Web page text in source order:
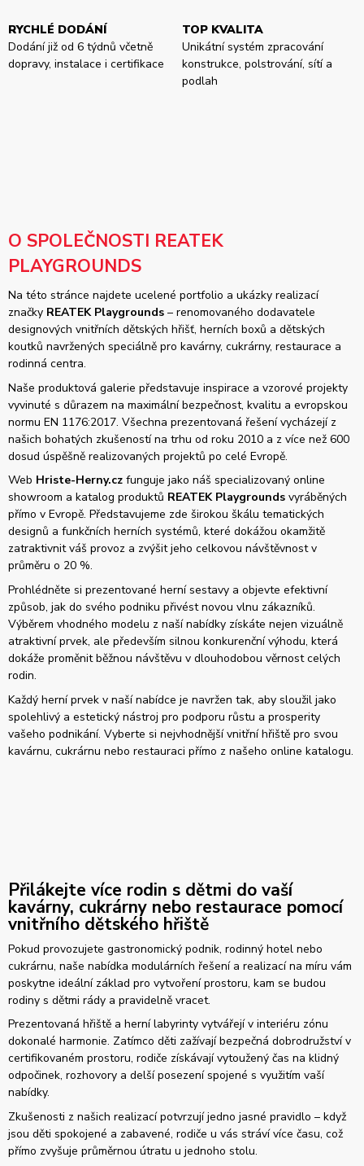
RYCHLÉ DODÁNÍ
Dodání již od 6 týdnů včetně
dopravy, instalace i certifikace
TOP KVALITA
Unikátní systém zpracování
konstrukce, polstrování, sítí a
podlah
O SPOLEČNOSTI REATEK
PLAYGROUNDS
Na této stránce najdete ucelené portfolio a ukázky realizací
značky REATEK Playgrounds – renomovaného dodavatele
designových vnitřních dětských hřišť, herních boxů a dětských
koutků navržených speciálně pro kavárny, cukrárny, restaurace a
rodinná centra.
Naše produktová galerie představuje inspirace a vzorové projekty
vyvinuté s důrazem na maximální bezpečnost, kvalitu a evropskou
normu EN 1176:2017. Všechna prezentovaná řešení vycházejí z
našich bohatých zkušeností na trhu od roku 2010 a z více než 600
dosud úspěšně realizovaných projektů po celé Evropě.
Web Hriste-Herny.cz funguje jako náš specializovaný online
showroom a katalog produktů REATEK Playgrounds vyráběných
přímo v Evropě. Představujeme zde širokou škálu tematických
designů a funkčních herních systémů, které dokážou okamžitě
zatraktivnit váš provoz a zvýšit jeho celkovou návštěvnost v
průměru o 20 %.
Prohlédněte si prezentované herní sestavy a objevte efektivní
způsob, jak do svého podniku přivést novou vlnu zákazníků.
Výběrem vhodného modelu z naší nabídky získáte nejen vizuálně
atraktivní prvek, ale především silnou konkurenční výhodu, která
dokáže proměnit běžnou návštěvu v dlouhodobou věrnost celých
rodin.
Každý herní prvek v naší nabídce je navržen tak, aby sloužil jako
spolehlivý a estetický nástroj pro podporu růstu a prosperity
vašeho podnikání. Vyberte si nejvhodnější vnitřní hřiště pro svou
kavárnu, cukrárnu nebo restauraci přímo z našeho online katalogu.
Přilákejte více rodin s dětmi do vaší
kavárny, cukrárny nebo restaurace pomocí
vnitřního dětského hřiště
Pokud provozujete gastronomický podnik, rodinný hotel nebo
cukrárnu, naše nabídka modulárních řešení a realizací na míru vám
poskytne ideální základ pro vytvoření prostoru, kam se budou
rodiny s dětmi rády a pravidelně vracet.
Prezentovaná hřiště a herní labyrinty vytvářejí v interiéru zónu
dokonalé harmonie. Zatímco děti zažívají bezpečná dobrodružství v
certifikovaném prostoru, rodiče získávají vytoužený čas na klidný
odpočinek, rozhovory a delší posezení spojené s využitím vaší
nabídky.
Zkušenosti z našich realizací potvrzují jedno jasné pravidlo – když
jsou děti spokojené a zabavené, rodiče u vás stráví více času, což
přímo zvyšuje průměrnou útratu u jednoho stolu.